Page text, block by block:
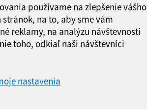
používame na zlepšenie vášho
na to, aby sme vám
reklamy, na analýzu návštevnosti
toho, odkiaľ naši návštevníci
nastavenia